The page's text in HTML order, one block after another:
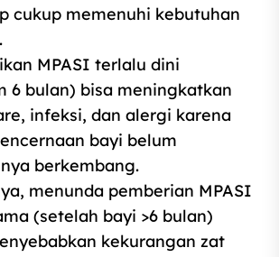
cukup memenuhi kebutuhan
MPASI terlalu dini
6 bulan) bisa meningkatkan
infeksi, dan alergi karena
bayi belum
berkembang.
menunda pemberian MPASI
(setelah bayi >6 bulan)
kekurangan zat